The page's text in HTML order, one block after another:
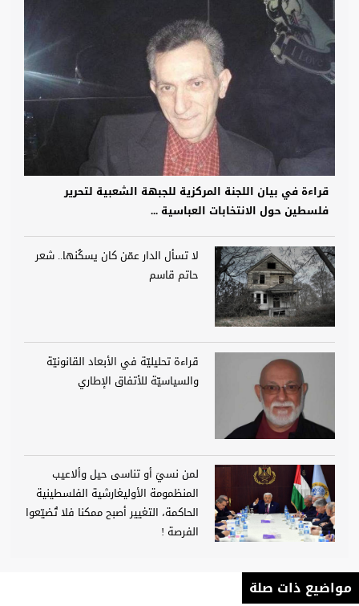
قراءة في بيان اللجنة المركزية للجبهة الشعبية لتحرير
فلسطين حول الانتخابات العباسية ...
لا تسأل الدار عمّن كان يسكُنها.. شعر
حاتم قاسم
قراءة تحليليّة في الأبعاد القانونيّة
والسياسيّة للأتفاق الإطاري
لمن نسيَ أو تناسى حيل وألاعيب
المنظمومة الأوليغارشية الفلسطينية
الحاكمة، التغيير أصبح ممكنا فلا تُضيّعوا
الفرصة !
مواضيع ذات صلة